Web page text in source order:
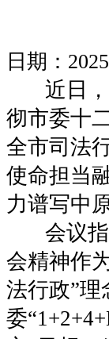
日期：
近日，
彻市委十
全市司法
使命担当
力谱写中
会议
会精神作
法行政”理
委